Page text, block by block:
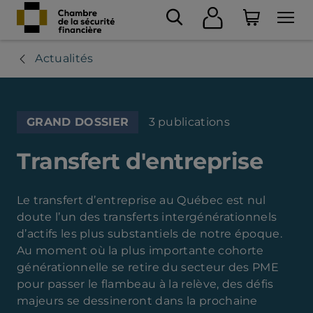
Actualités
GRAND DOSSIER 3 publications
Transfert d'entreprise
Le transfert d’entreprise au Québec est nul
doute l’un des transferts intergénérationnels
d’actifs les plus substantiels de notre époque.
Au moment où la plus importante cohorte
générationnelle se retire du secteur des PME
pour passer le flambeau à la relève, des défis
majeurs se dessineront dans la prochaine